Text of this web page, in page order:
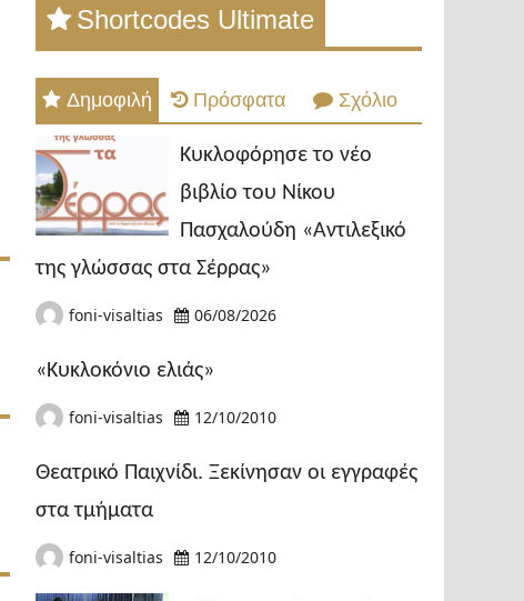
Shortcodes Ultimate
Δημοφιλή Πρόσφατα Σχόλιο
Κυκλοφόρησε το νέο
βιβλίο του Νίκου
Πασχαλούδη «Αντιλεξικό
της γλώσσας στα Σέρρας»
foni-visaltias 06/08/2026
«Κυκλοκόνιο ελιάς»
foni-visaltias 12/10/2010
Θεατρικό Παιχνίδι. Ξεκίνησαν οι εγγραφές
στα τμήματα
foni-visaltias 12/10/2010